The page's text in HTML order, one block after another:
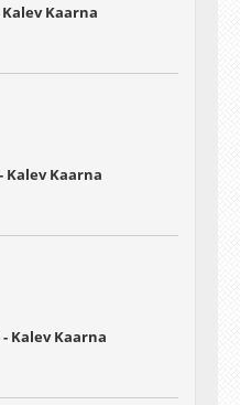
Kaarna
Kalev Kaarna
Kalev Kaarna